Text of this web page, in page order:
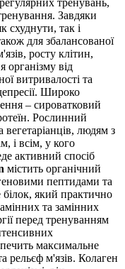
Завдяки
схуднути, так і
для збалансованої
росту клітин,
від
витривалості та
Широко
– сироватковий
Рослинний
вегетаріанців, людям з
і всім, у кого
активний спосіб
містить органічний
пептидами та
який практично
та замінних
перед тренуванням
максимальне
рельєф м'язів. Колаген